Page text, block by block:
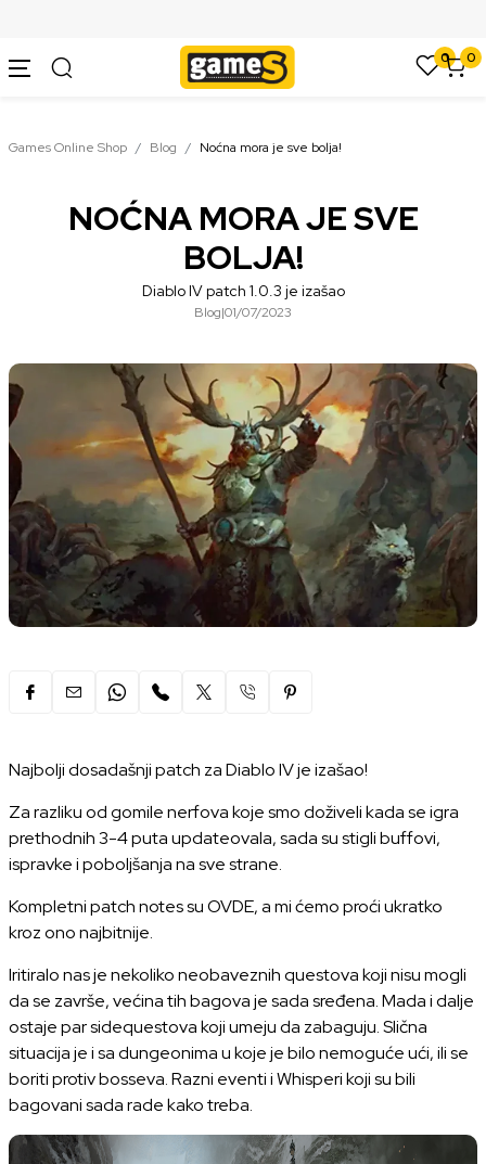
0 0
Games Online Shop Blog Noćna mora je sve bolja!
NOĆNA MORA JE SVE
BOLJA!
Diablo IV patch 1.0.3 je izašao
Blog|01/07/2023
Najbolji dosadašnji patch za Diablo IV je izašao!
Za razliku od gomile nerfova koje smo doživeli kada se igra
prethodnih 3-4 puta updateovala, sada su stigli buffovi,
ispravke i poboljšanja na sve strane.
Kompletni patch notes suOVDE, a mi ćemo proći ukratko
kroz ono najbitnije.
Iritiralo nas je nekoliko neobaveznih questova koji nisu mogli
da se završe, većina tih bagova je sada sređena. Mada i dalje
ostaje par sidequestova koji umeju da zabaguju. Slična
situacija je i sa dungeonima u koje je bilo nemoguće ući, ili se
boriti protiv bosseva. Razni eventi i Whisperi koji su bili
bagovani sada rade kako treba.